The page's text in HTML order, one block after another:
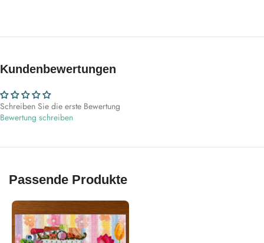
Kundenbewertungen
Schreiben Sie die erste Bewertung
Bewertung schreiben
Passende Produkte